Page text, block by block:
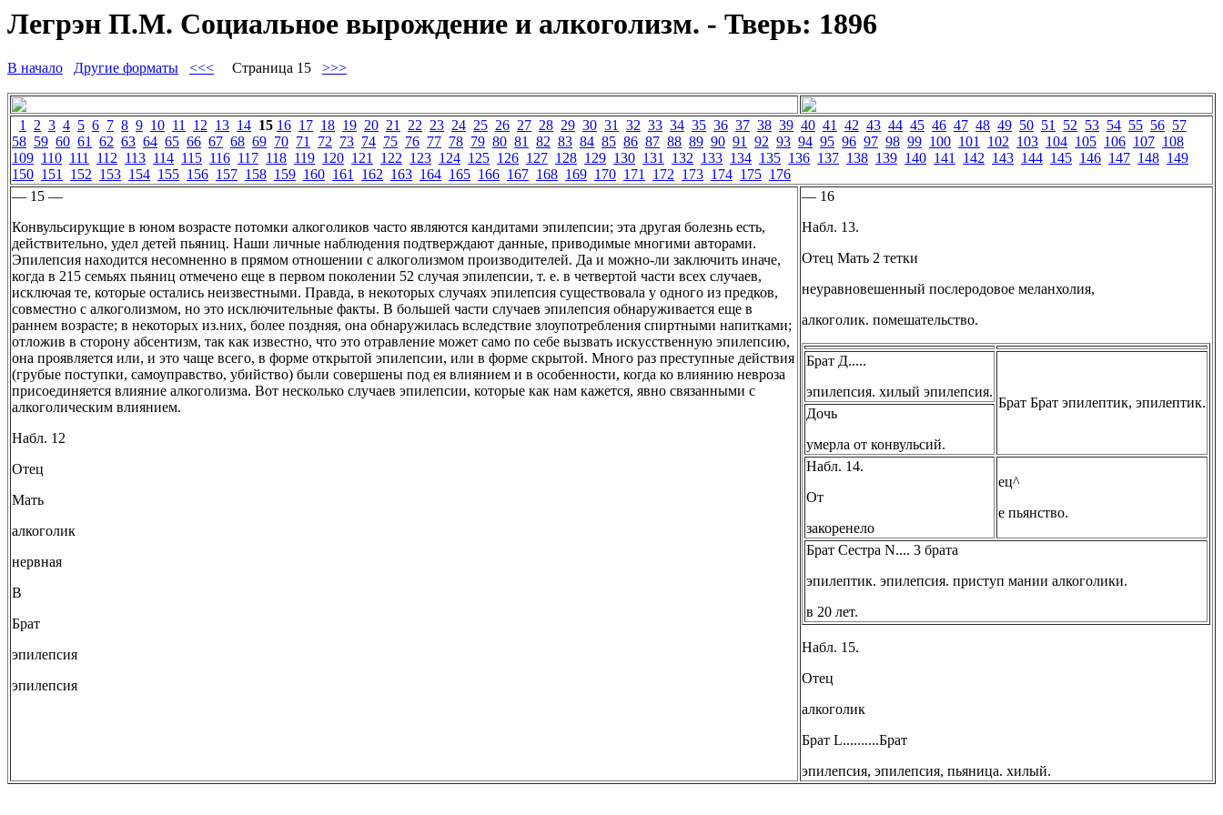
Легрэн П.М. Социальное вырождение и алкоголизм. - Тверь: 1896
В начало Другие форматы <<< Страница 15 >>>
1 2 3 4 5 6 7 8 9 10 11 12 13 14 15 16 17 18 19 20 21 22 23 24 25 26 27 28 29 30 31 32 33 34 35 36 37 38 39 40 41 42 43 44 45 46 47 48 49 50 51 52 53 54 55 56 57
58 59 60 61 62 63 64 65 66 67 68 69 70 71 72 73 74 75 76 77 78 79 80 81 82 83 84 85 86 87 88 89 90 91 92 93 94 95 96 97 98 99 100 101 102 103 104 105 106 107 108
109 110 111 112 113 114 115 116 117 118 119 120 121 122 123 124 125 126 127 128 129 130 131 132 133 134 135 136 137 138 139 140 141 142 143 144 145 146 147 148 149
150 151 152 153 154 155 156 157 158 159 160 161 162 163 164 165 166 167 168 169 170 171 172 173 174 175 176
— 15 —
Конвульсирукщие в юном возрасте потомки алкоголиков часто являются кандитами эпилепсии; эта другая болезнь есть,
действительно, удел детей пьяниц. Наши личные наблюдения подтверждают данные, приводимые многими авторами.
Эпилепсия находится несомненно в прямом отношении с алкоголизмом производителей. Да и можно-ли заключить иначе,
когда в 215 семьях пьяниц отмечено еще в первом поколении 52 случая эпилепсии, т. е. в четвертой части всех случаев,
исключая те, которые остались неизвестными. Правда, в некоторых случаях эпилепсия существовала у одного из предков,
совместно с алкоголизмом, но это исключительные факты. В большей части случаев эпилепсия обнаруживается еще в
раннем возрасте; в некоторых из.них, более поздняя, она обнаружилась вследствие злоупотребления спиртными напитками;
отложив в сторону абсентизм, так как известно, что это отравление может само по себе вызвать искусственную эпилепсию,
она проявляется или, и это чаще всего, в форме открытой эпилепсии, или в форме скрытой. Много раз преступные действия
(грубые поступки, самоуправство, убийство) были совершены под ея влиянием и в особенности, когда ко влиянию невроза
присоединяется влияние алкоголизма. Вот несколько случаев эпилепсии, которые как нам кажется, явно связанными с
алкоголическим влиянием.
Набл. 12
Отец
Мать
алкоголик
нервная
В
Брат
эпилепсия
эпилепсия
— 16
Набл. 13.
Отец Мать 2 тетки
неуравновешенный послеродовое меланхолия,
алкоголик. помешательство.
Брат Д.....
эпилепсия. хилый эпилепсия.
Брат Брат эпилептик, эпилептик.
Дочь
умерла от конвульсий.
Набл. 14.
От
закоренело
ец^
е пьянство.
Брат Сестра N.... 3 брата
эпилептик. эпилепсия. приступ мании алкоголики.
в 20 лет.
Набл. 15.
Отец
алкоголик
Брат L..........Брат
эпилепсия, эпилепсия, пьяница. хилый.